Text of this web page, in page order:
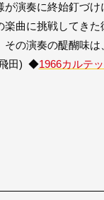
演奏に終始釘づ
曲に挑戦してき
の演奏の醍醐味
飛田) ◆1966カルテ